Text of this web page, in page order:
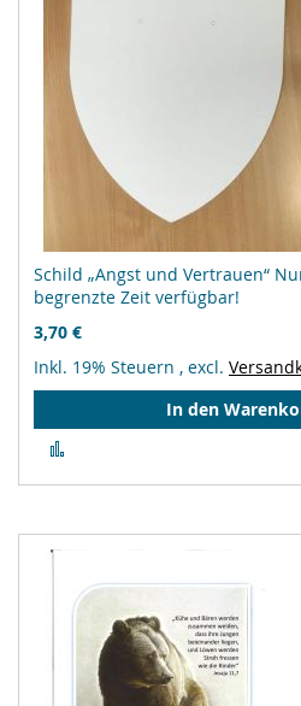
Schild „Angst und Vertrauen“
begrenzte Zeit verfügbar!
3,70 €
Inkl. 19% Steuern , excl.
In den
hinzufügen